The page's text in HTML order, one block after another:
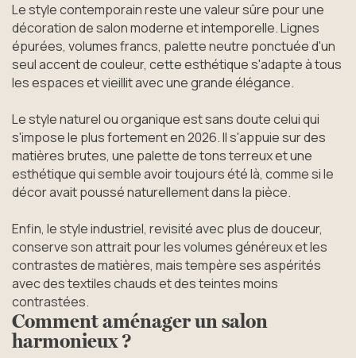
Le style contemporain reste une valeur sûre pour une
décoration de salon moderne et intemporelle. Lignes
épurées, volumes francs, palette neutre ponctuée d'un
seul accent de couleur, cette esthétique s'adapte à tous
les espaces et vieillit avec une grande élégance.
Le style naturel ou organique est sans doute celui qui
s'impose le plus fortement en 2026. Il s'appuie sur des
matières brutes, une palette de tons terreux et une
esthétique qui semble avoir toujours été là, comme si le
décor avait poussé naturellement dans la pièce.
Enfin, le style industriel, revisité avec plus de douceur,
conserve son attrait pour les volumes généreux et les
contrastes de matières, mais tempère ses aspérités
avec des textiles chauds et des teintes moins
contrastées.
Comment aménager un salon
harmonieux ?